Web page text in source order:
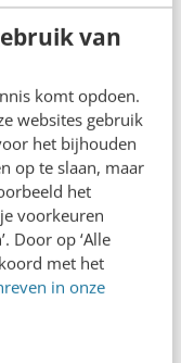
van
komt opdoen.
websites gebruik
het bijhouden
op te slaan, maar
het
voorkeuren
Door op ‘Alle
met het
in onze
begint met
bij het
in dit artikel